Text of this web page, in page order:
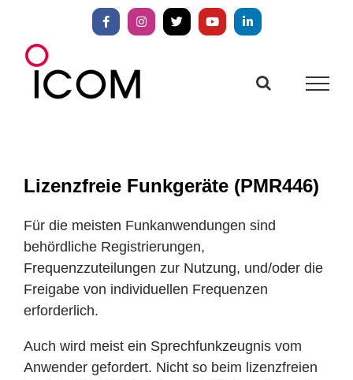
springen
FacebookInstagram
X YouTubeLinkedIn
Lizenzfreie Funkgeräte (PMR446)
Für die meisten Funkanwendungen sind
behördliche Registrierungen,
Frequenzzuteilungen zur Nutzung, und/oder die
Freigabe von individuellen Frequenzen
erforderlich.
Auch wird meist ein Sprechfunkzeugnis vom
Anwender gefordert. Nicht so beim lizenzfreien